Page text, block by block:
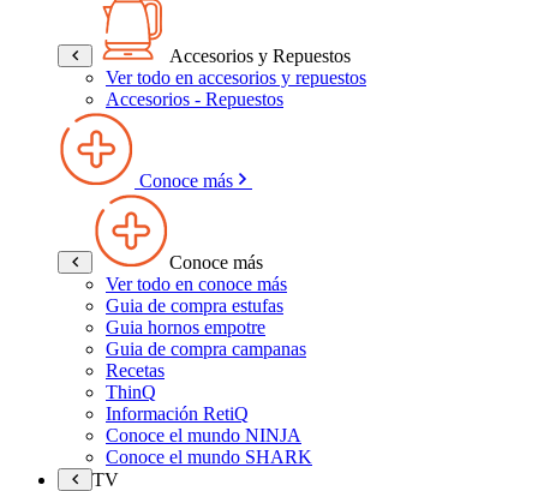
Accesorios y Repuestos
Ver todo en accesorios y repuestos
Accesorios - Repuestos
Conoce más
Conoce más
Ver todo en conoce más
Guia de compra estufas
Guia hornos empotre
Guia de compra campanas
Recetas
ThinQ
Información RetiQ
Conoce el mundo NINJA
Conoce el mundo SHARK
TV